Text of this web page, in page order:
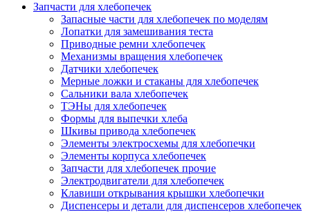
Запчасти для хлебопечек
Запасные части для хлебопечек по моделям
Лопатки для замешивания теста
Приводные ремни хлебопечек
Механизмы вращения хлебопечек
Датчики хлебопечек
Мерные ложки и стаканы для хлебопечек
Сальники вала хлебопечек
ТЭНы для хлебопечек
Формы для выпечки хлеба
Шкивы привода хлебопечек
Элементы электросхемы для хлебопечки
Элементы корпуса хлебопечек
Запчасти для хлебопечек прочие
Электродвигатели для хлебопечек
Клавиши открывания крышки хлебопечки
Диспенсеры и детали для диспенсеров хлебопечек